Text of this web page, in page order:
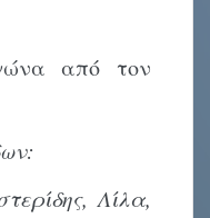
από τον
Λίλα,